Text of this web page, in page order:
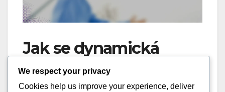
Jak se dynamická
zónová obrana
We respect your privacy
Cookies help us improve your experience, deliver